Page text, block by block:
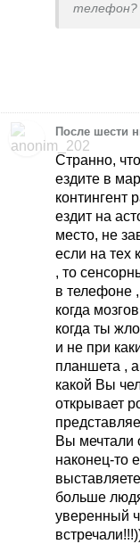
После шести
Странно,
ездите в
контингент
ездит на
место, не
если на тех
, то
в телефоне
когда
когда ты
и не при
планшета ,
какой Вы
открывает
Вы мечтали
наконец-то
больше
уверенный